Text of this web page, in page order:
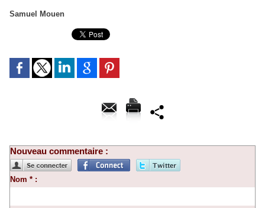
Samuel Mouen
Nouveau commentaire :
Nom * :